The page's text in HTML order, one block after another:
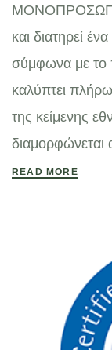
ΜΟΝΟΠΡΟΣΩΠΗ
και διατηρεί
σύμφωνα με το
καλύπτει
της κείμενης
διαμορφώνεται
READ MORE